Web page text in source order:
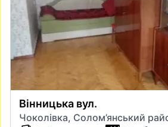
Вінницька вул.
Чоколівка, Солом’янський